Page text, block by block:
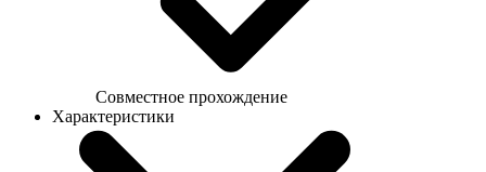
Совместное прохождение
Характеристики